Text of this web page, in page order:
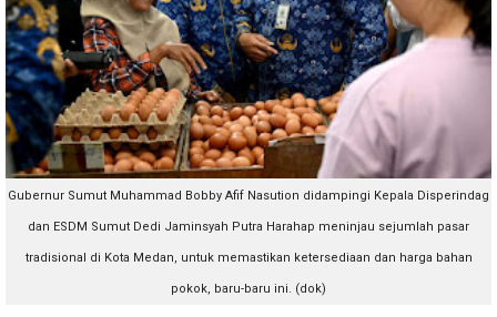
Gubernur Sumut Muhammad Bobby Afif Nasution didampingi Kepala Disperindag
dan ESDM Sumut Dedi Jaminsyah Putra Harahap meninjau sejumlah pasar
tradisional di Kota Medan, untuk memastikan ketersediaan dan harga bahan
pokok, baru-baru ini. (dok)